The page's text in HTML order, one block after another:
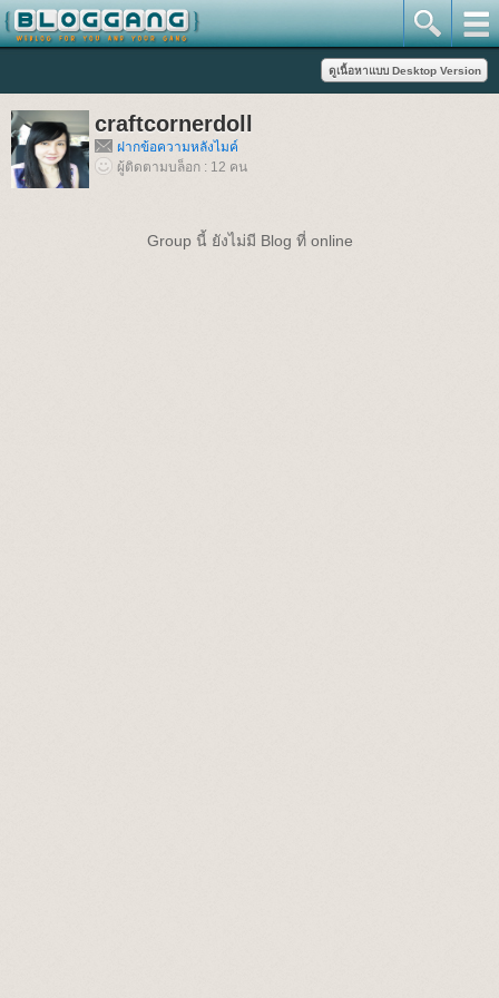
craftcornerdoll
ฝากข้อความหลังไมค์
ผู้ติดตามบล็อก : 12 คน
Group นี้ ยังไม่มี Blog ที่ online